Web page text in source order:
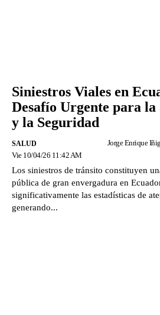
Siniestros Viales en
Desafío Urgente para
y la Seguridad
SALUD Jorge Enrique
Vie 10/04/26 11:42 AM
Los siniestros de tránsito constituyen
pública de gran envergadura en
significativamente las estadísticas de
generando...